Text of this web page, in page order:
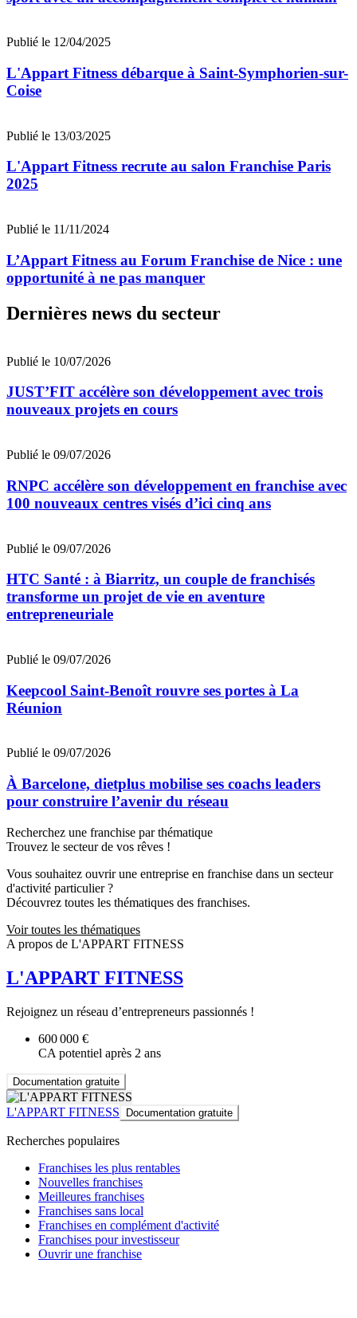
Publié le 12/04/2025
L'Appart Fitness débarque à Saint-Symphorien-sur-
Coise
Publié le 13/03/2025
L'Appart Fitness recrute au salon Franchise Paris
2025
Publié le 11/11/2024
L’Appart Fitness au Forum Franchise de Nice : une
opportunité à ne pas manquer
Dernières news du secteur
Publié le 10/07/2026
JUST’FIT accélère son développement avec trois
nouveaux projets en cours
Publié le 09/07/2026
RNPC accélère son développement en franchise avec
100 nouveaux centres visés d’ici cinq ans
Publié le 09/07/2026
HTC Santé : à Biarritz, un couple de franchisés
transforme un projet de vie en aventure
entrepreneuriale
Publié le 09/07/2026
Keepcool Saint-Benoît rouvre ses portes à La
Réunion
Publié le 09/07/2026
À Barcelone, dietplus mobilise ses coachs leaders
pour construire l’avenir du réseau
Recherchez une franchise par thématique
Trouvez le secteur de vos rêves !
Vous souhaitez ouvrir une entreprise en franchise dans un secteur
d'activité particulier ?
Découvrez toutes les thématiques des franchises.
Voir toutes les thématiques
A propos de L'APPART FITNESS
L'APPART FITNESS
Rejoignez un réseau d’entrepreneurs passionnés !
600 000 €
CA potentiel après 2 ans
Documentation gratuite
L'APPART FITNESS Documentation gratuite
Recherches populaires
Franchises les plus rentables
Nouvelles franchises
Meilleures franchises
Franchises sans local
Franchises en complément d'activité
Franchises pour investisseur
Ouvrir une franchise